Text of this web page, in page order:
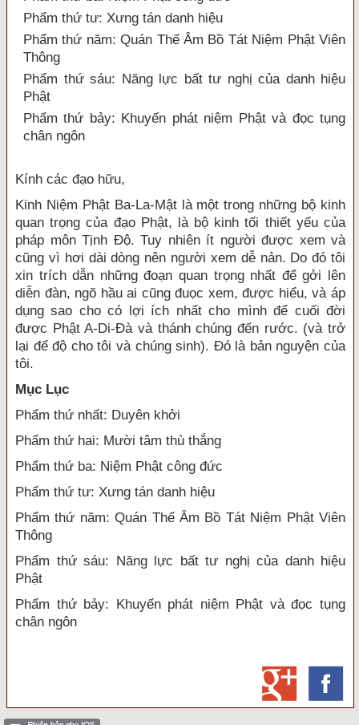
Phẩm thứ tư: Xưng tán danh hiệu
Phẩm thứ năm: Quán Thế Âm Bồ Tát Niệm Phật Viên
Thông
Phẩm thứ sáu: Năng lực bất tư nghị của danh hiệu
Phật
Phẩm thứ bảy: Khuyến phát niệm Phật và đọc tụng
chân ngôn
Kính các đạo hữu,
Kinh Niệm Phật Ba-La-Mật là một trong những bộ kinh
quan trọng của đạo Phật, là bộ kinh tối thiết yếu của
pháp môn Tịnh Độ. Tuy nhiên ít người được xem và
cũng vì hơi dài dòng nên người xem dễ nản. Do đó tôi
xin trích dẫn những đoạn quan trọng nhất để gởi lên
diễn đàn, ngõ hầu ai cũng đuọc xem, được hiểu, và áp
dụng sao cho có lợi ích nhất cho mình để cuối đời
được Phật A-Di-Đà và thánh chúng đến rước. (và trở
lại để độ cho tôi và chúng sinh). Đó là bản nguyện của
tôi.
Mục Lục
Phẩm thứ nhất: Duyên khởi
Phẩm thứ hai: Mười tâm thù thắng
Phẩm thứ ba: Niệm Phật công đức
Phẩm thứ tư: Xưng tán danh hiệu
Phẩm thứ năm: Quán Thế Âm Bồ Tát Niệm Phật Viên
Thông
Phẩm thứ sáu: Năng lực bất tư nghị của danh hiệu
Phật
Phẩm thứ bảy: Khuyến phát niệm Phật và đọc tụng
chân ngôn